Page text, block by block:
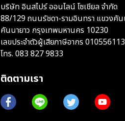
บริษัท อินสไปร์ ออนไลน์ โซเชียล จำกัด
88/129 ถนนรัชดา-รามอินทรา แขวงคัน
คันนายาว กรุงเทพมหานคร 10230
เลขประจำตัวผู้เสียภาษีอากร
โทร. 083 827 9833
ติดตามเรา